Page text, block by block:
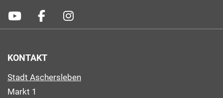
KONTAKT
Stadt Aschersleben
Markt 1